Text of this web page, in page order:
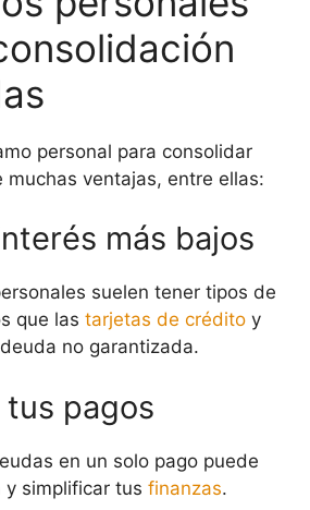
personal para consolidar
ventajas, entre ellas:
más bajos
suelen tener tipos de
que las tarjetas de crédito y
no garantizada.
pagos
en un solo pago puede
simplificar tus finanzas.